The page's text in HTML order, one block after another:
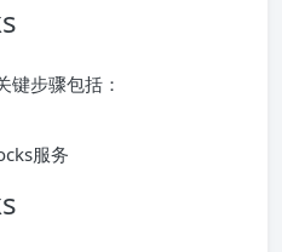
键步骤包括：
服务